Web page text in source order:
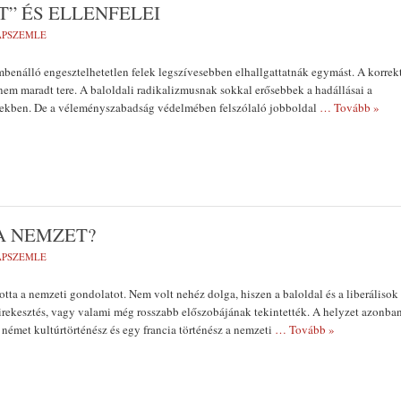
ÉS ELLENFELEI
engesztelhetetlen felek legszívesebben elhallgattatnák egymást. A
maradt tere. A baloldali radikalizmusnak sokkal erősebbek a hadállásai a
De a véleményszabadság védelmében felszólaló jobboldal … Tovább »
NEMZET?
a nemzeti gondolatot. Nem volt nehéz dolga, hiszen a baloldal és a liberálisok
vagy valami még rosszabb előszobájának tekintették. A helyzet
kultúrtörténész és egy francia történész a nemzeti … Tovább »